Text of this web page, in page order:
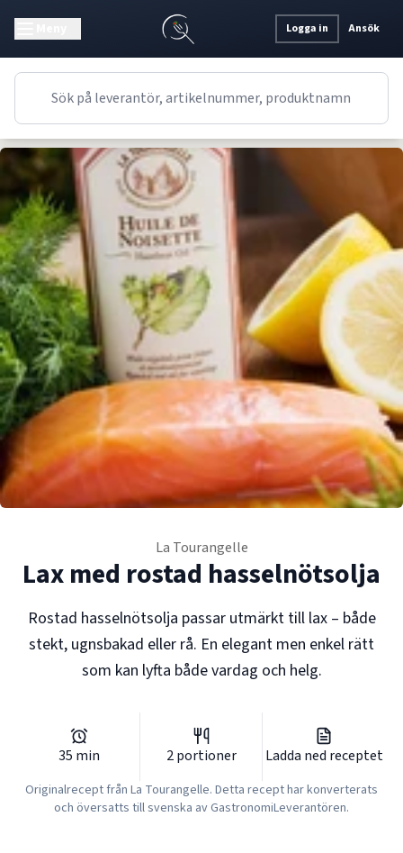
Logga in Ansök
Recept Huvudrätt Franskt Lax med rostad hasselnötsolja
La Tourangelle
Lax med rostad hasselnötsolja
Rostad hasselnötsolja passar utmärkt till lax – både
stekt, ugnsbakad eller rå. En elegant men enkel rätt
som kan lyfta både vardag och helg.
35 min 2 portioner Ladda ned receptet
Originalrecept från La Tourangelle. Detta recept har konverterats
och översatts till svenska av GastronomiLeverantören.